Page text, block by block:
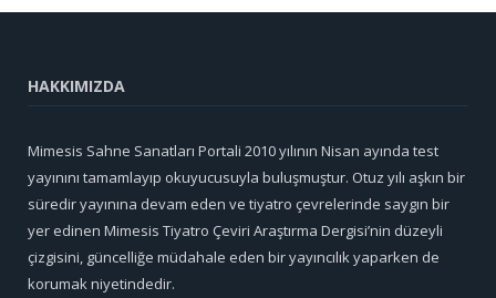
HAKKIMIZDA
Mimesis Sahne Sanatları Portali 2010 yılının Nisan ayında test
yayınını tamamlayıp okuyucusuyla buluşmuştur. Otuz yılı aşkın bir
süredir yayınına devam eden ve tiyatro çevrelerinde saygın bir
yer edinen Mimesis Tiyatro Çeviri Araştırma Dergisi’nin düzeyli
çizgisini, güncelliğe müdahale eden bir yayıncılık yaparken de
korumak niyetindedir.